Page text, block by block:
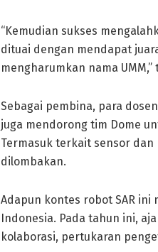
“Kemudian sukses
dituai dengan mendapat
mengharumkan nama
Sebagai pembina, para
juga mendorong tim Dome
Termasuk terkait sensor
dilombakan.
Adapun kontes robot SAR
Indonesia. Pada tahun ini,
kolaborasi, pertukaran